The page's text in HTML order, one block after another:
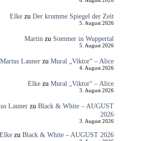
Elkezu Der krumme Spiegel der Zeit
5. August 2026
Martin zu Sommer in Wuppertal
5. August 2026
Marius Launerzu Mural „Viktor“ – Alice
4. August 2026
Elkezu Mural „Viktor“ – Alice
3. August 2026
Launerzu Black & White – AUGUST
2026
3. August 2026
Elkezu Black & White – AUGUST 2026